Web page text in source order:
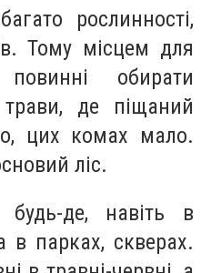
рослинності,
Тому місцем для
обирати
де піщаний
цих комах мало.
ліс.
де, навіть в
в парках, скверах.